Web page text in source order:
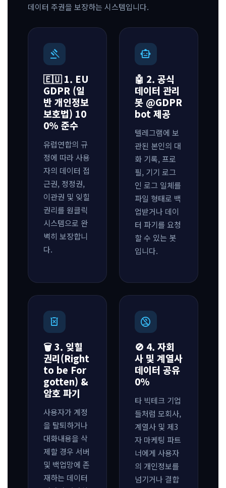
데이터 주권을 보장하는 시스템입니다.
gavel
🇪🇺 1. EU
GDPR (일
반 개인정보
보호법) 10
0% 준수
유럽연합의 규
정에 따라 사용
자의 데이터 접
근권, 정정권,
이관권 및 잊힐
권리를 원클릭
시스템으로 완
벽히 보장합니
다.
smart_toy
🤖 2. 공식
데이터 관리
봇 @GDPR
bot 제공
텔레그램에 보
관된 본인의 대
화 기록, 프로
필, 기기 로그
인 로그 일체를
파일 형태로 백
업받거나 데이
터 파기를 요청
할 수 있는 봇
입니다.
delete_forever
🗑️ 3. 잊힐
권리(Right
to be For
gotten) &
암호 파기
사용자가 계정
을 탈퇴하거나
대화내용을 삭
제할 경우 서버
및 백업망에 존
재하는 데이터
no_accounts
🚫 4. 자회
사 및 계열사
데이터 공유
0%
타 빅테크 기업
들처럼 모회사,
계열사 및 제3
자 마케팅 파트
너에게 사용자
의 개인정보를
넘기거나 결합